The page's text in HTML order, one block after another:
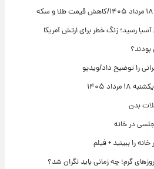
رسید؛ زنگ خطر برای ارتش آمریکا
را توضیح داد/ویدیو
۱۴۰۵
در خانه
را ببینید + فیلم
گرم؛ چه زمانی باید نگران شد؟